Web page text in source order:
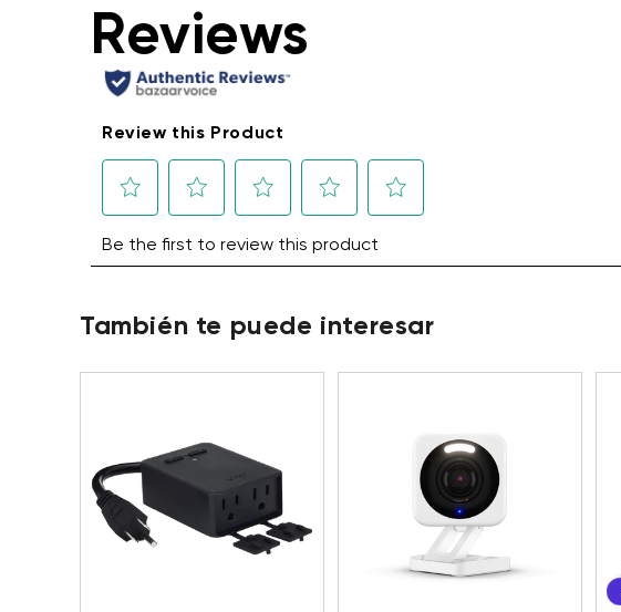
También te puede interesar